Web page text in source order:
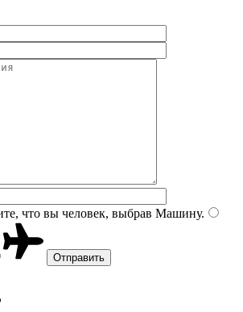
что вы человек, выбрав Машину.